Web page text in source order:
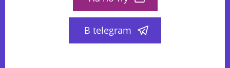
В telegram